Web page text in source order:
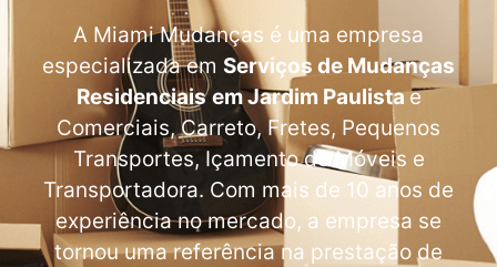
A Miami Mudanças é uma empresa
especializada em Serviços de Mudanças
Residenciais em Jardim Paulistae
Comerciais, Carreto, Fretes, Pequenos
Transportes, Içamento de Móveis e
Transportadora. Com mais de 10 anos de
experiência no mercado, a empresa se
tornou uma referência na prestação de